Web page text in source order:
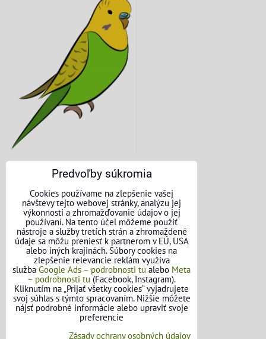
KONTAKTNÉ ÚDAJE
O nás
Kontakt
Požičovňa náradia
Názory našich zákazníkov
Mapa stránok
SLEDUJTE NÁS
Predvoľby súkromia
Cookies používame na zlepšenie vašej
návštevy tejto webovej stránky, analýzu jej
výkonnosti a zhromažďovanie údajov o jej
používaní. Na tento účel môžeme použiť
nástroje a služby tretích strán a zhromaždené
údaje sa môžu preniesť k partnerom v EÚ, USA
alebo iných krajinách. Súbory cookies na
zlepšenie relevancie reklám využíva
služba Google Ads – podrobnosti tu alebo Meta
– podrobnosti tu (Facebook, Instagram).
Kliknutím na „Prijať všetky cookies“ vyjadrujete
svoj súhlas s týmto spracovaním. Nižšie môžete
nájsť podrobné informácie alebo upraviť svoje
preferencie
Zásady ochrany osobných údajov